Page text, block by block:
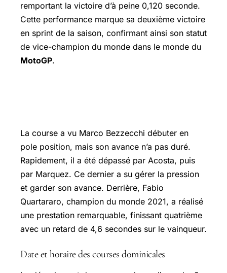
remportant la victoire d’à peine 0,120 seconde.
Cette performance marque sa deuxième victoire
en sprint de la saison, confirmant ainsi son statut
de vice-champion du monde dans le monde du
MotoGP.
La course a vu Marco Bezzecchi débuter en
pole position, mais son avance n’a pas duré.
Rapidement, il a été dépassé par Acosta, puis
par Marquez. Ce dernier a su gérer la pression
et garder son avance. Derrière, Fabio
Quartararo, champion du monde 2021, a réalisé
une prestation remarquable, finissant quatrième
avec un retard de 4,6 secondes sur le vainqueur.
Date et horaire des courses dominicales